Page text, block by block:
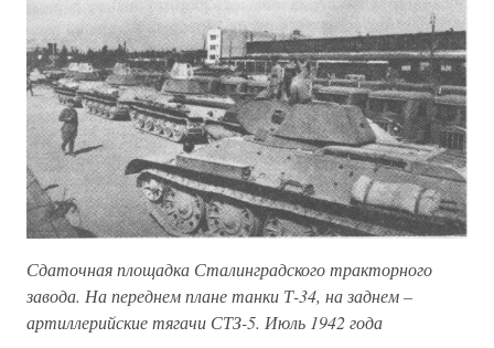
Сдаточная площадка Сталинградского тракторного
завода. На переднем плане танки Т-34, на заднем –
артиллерийские тягачи СТЗ-5. Июль 1942 года